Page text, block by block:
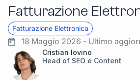
Fatturazione
Fatturazione Elettronica
18 Maggio 2026 - Ultimo
Cristian Iovino
Head of SEO e Content